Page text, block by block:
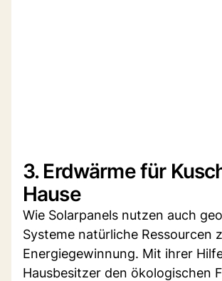
3. Erdwärme für
Hause
Wie Solarpanels nutzen auch
Systeme natürliche Ressourcen
Energiegewinnung. Mit ihrer
Hausbesitzer den ökologischen